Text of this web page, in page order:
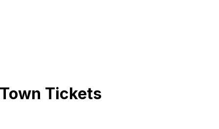
Tickets